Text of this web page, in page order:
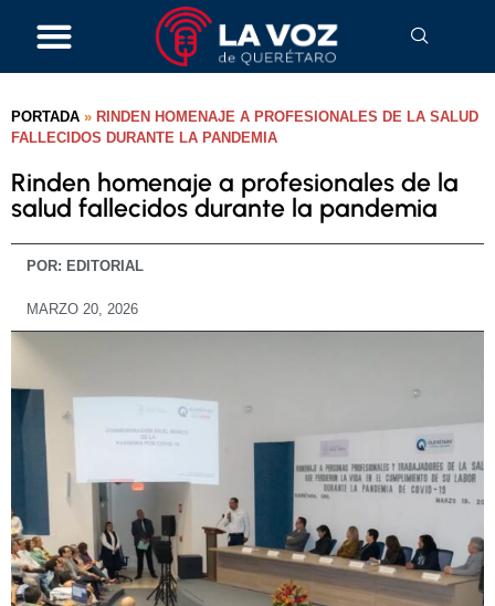
PORTADA » RINDEN HOMENAJE A PROFESIONALES DE LA SALUD
FALLECIDOS DURANTE LA PANDEMIA
Rinden homenaje a profesionales de la
salud fallecidos durante la pandemia
POR: EDITORIAL
MARZO 20, 2026